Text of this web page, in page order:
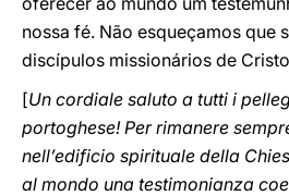
nossa fé. Não esqueçamos que
discípulos missionários de
[Un cordiale saluto a tutti i
portoghese! Per rimanere
nell’edificio spirituale della
al mondo una testimonianza